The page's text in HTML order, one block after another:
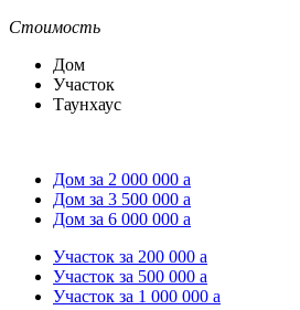
Стоимость
Дом
Участок
Таунхаус
Дом за 2 000 000 a
Дом за 3 500 000 a
Дом за 6 000 000 a
Участок за 200 000 a
Участок за 500 000 a
Участок за 1 000 000 a